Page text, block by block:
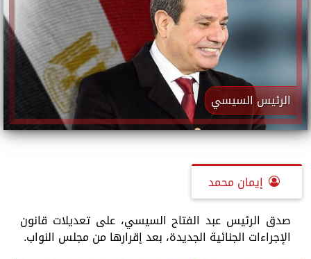
الرئيس السيسي
إيمان محمد
صدق الرئيس عبد الفتاح السيسي، على تعديلات قانون
الإجراءات الجنائية الجديدة، بعد إقرارها من مجلس النواب.